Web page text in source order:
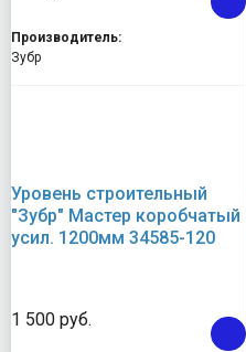
Производитель:
Зубр
Уровень строительный
"Зубр" Мастер коробчатый
усил. 1200мм 34585-120
1 500 руб.